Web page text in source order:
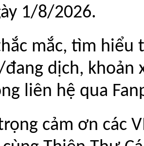
1/8/2026.
mắc, tìm hiểu
dịch, khoản
liên hệ qua
cảm ơn các